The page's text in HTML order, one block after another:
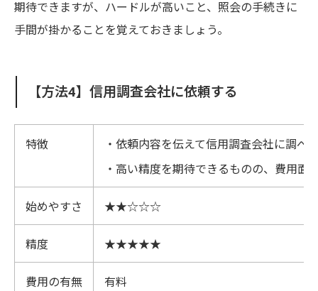
期待できますが、ハードルが高いこと、照会の手続きに
手間が掛かることを覚えておきましょう。
【方法4】信用調査会社に依頼する
特徴
・依頼内容を伝えて信用調査会社に調べ
・高い精度を期待できるものの、費用面
始めやすさ ★★☆☆☆
精度 ★★★★★
費用の有無 有料